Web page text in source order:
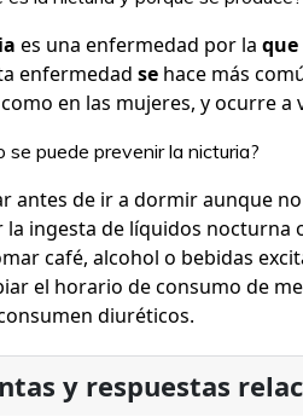
es una enfermedad por la que
enfermedad se hace más
en las mujeres, y ocurre
se puede prevenir la nicturia?
antes de ir a dormir aunque
la ingesta de líquidos nocturna
café, alcohol o bebidas
el horario de consumo de
diuréticos.
y respuestas